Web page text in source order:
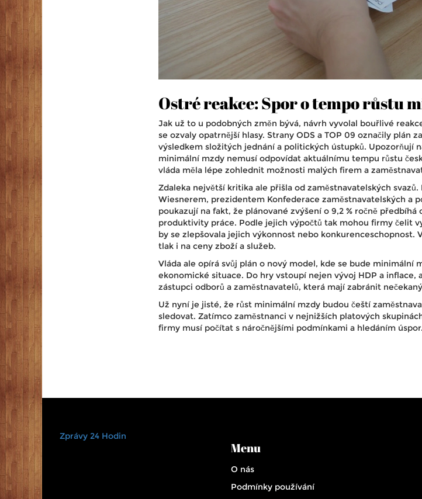
Ostré reakce: Spor o tempo růstu
Jak už to u podobných změn bývá, návrh vyvolal bouřlivé
se ozvaly opatrnější hlasy. Strany ODS a TOP 09 označily plán
výsledkem složitých jednání a politických ústupků. Upozorňují
minimální mzdy nemusí odpovídat aktuálnímu tempu růstu
vláda měla lépe zohlednit možnosti malých firem a
Zdaleka největší kritika ale přišla od zaměstnavatelských
Wiesnerem, prezidentem Konfederace zaměstnavatelských a
poukazují na fakt, že plánované zvýšení o 9,2 % ročně předbíhá
produktivity práce. Podle jejich výpočtů tak mohou firmy čelit
by se zlepšovala jejich výkonnost nebo konkurenceschopnost.
tlak i na ceny zboží a služeb.
Vláda ale opírá svůj plán o nový model, kde se bude minimální
ekonomické situace. Do hry vstoupí nejen vývoj HDP a inflace,
zástupci odborů a zaměstnavatelů, která mají zabránit
Už nyní je jisté, že růst minimální mzdy budou čeští
sledovat. Zatímco zaměstnanci v nejnižších platových
firmy musí počítat s náročnějšími podmínkami a hledáním úspor.
Zprávy 24 Hodin
Menu
O nás
Podmínky používání